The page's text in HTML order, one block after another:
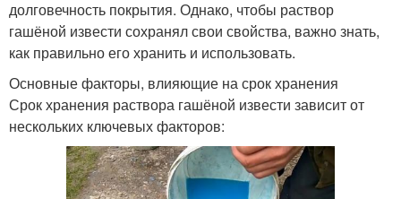
долговечность покрытия. Однако, чтобы раствор
гашёной извести сохранял свои свойства, важно знать,
как правильно его хранить и использовать.
Основные факторы, влияющие на срок хранения
Срок хранения раствора гашёной извести зависит от
нескольких ключевых факторов: